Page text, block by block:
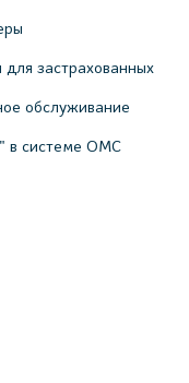
застрахованных
обслуживание
системе ОМС